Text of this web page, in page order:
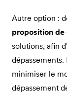
Autre option :
proposition
solutions, afin
minimiser le
dépassement